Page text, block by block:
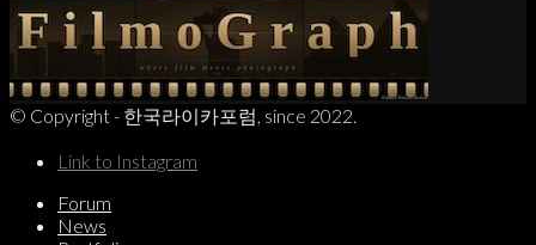
© Copyright - 한국라이카포럼, since 2022.
Link to Instagram
Forum
News